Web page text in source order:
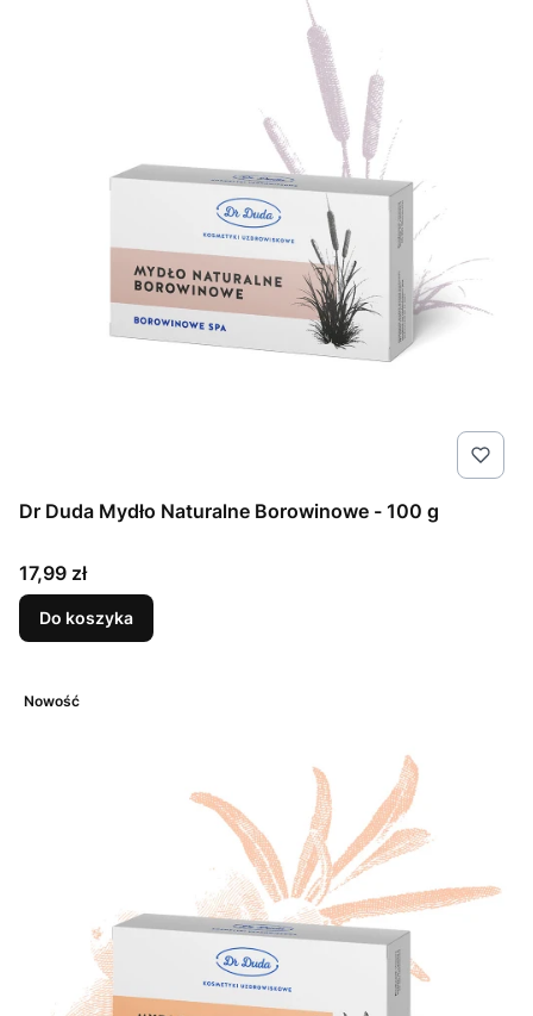
Dr Duda Mydło Naturalne Borowinowe - 100 g
Cena
17,99 zł
Do koszyka
Nowość